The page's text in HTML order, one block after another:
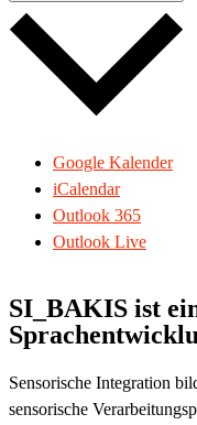
Google Kalender
iCalendar
Outlook 365
Outlook Live
SI_BAKIS ist
Sensorische Integration
sensorische